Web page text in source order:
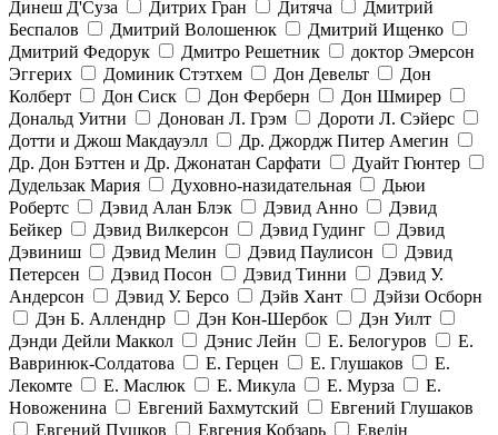
Динеш Д'Суза Дитрих Гран Дитяча
Дмитрий
Беспалов
Дмитрий Волошенюк
Дмитрий Ищенко
Дмитрий Федорук
Дмитро Решетник
доктор Эмерсон
Эггерих
Доминик Стэтхем Дон Девельт
Дон
Колберт
Дон Сиск Дон Ферберн
Дон Шмирер
Дональд Уитни
Донован Л. Грэм
Дороти Л. Сэйерс
Дотти и Джош Макдауэлл
Др. Джордж Питер Амегин
Др. Дон Бэттен и Др. Джонатан Сарфати
Дуайт Гюнтер
Дудельзак Мария
Духовно-назидательная
Дьюи
Робертс
Дэвид Алан Блэк Дэвид Анно
Дэвид
Бейкер
Дэвид Вилкерсон Дэвид Гудинг
Дэвид
Дэвиниш
Дэвид Мелин Дэвид Паулисон
Дэвид
Петерсен
Дэвид Посон Дэвид Тинни
Дэвид У.
Андерсон
Дэвид У. Берсо Дэйв Хант
Дэйзи Осборн
Дэн Б. Алленднр
Дэн Кон-Шербок
Дэн Уилт
Дэнди Дейли Маккол
Дэнис Лейн Е. Белогуров
Е.
Вавринюк-Солдатова
Е. Герцен Е. Глушаков
Е.
Лекомте
Е. Маслюк Е. Микула Е. Мурза
Е.
Новоженина
Евгений Бахмутский
Евгений Глушаков
Евгений Пушков
Евгения Кобзарь
Евелін